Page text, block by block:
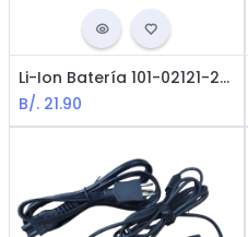
Li-Ion Batería 101-02121-22023 de Acer Aspire - 11.1V / 5200 mAh
B/. 21.90